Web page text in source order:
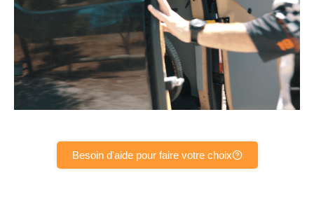
Besoin d'aide pour faire votre choix